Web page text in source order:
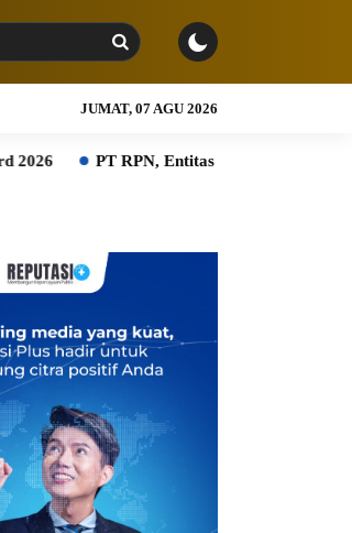
JUMAT, 07 AGU 2026
PT RPN, Entitas PTPN Group bersama BPDP